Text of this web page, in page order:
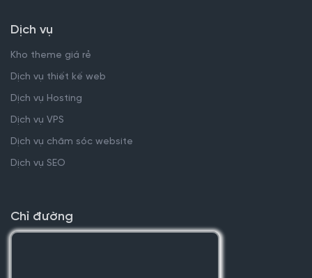
Dịch vụ
Kho theme giá rẻ
Dịch vụ thiết kế web
Dịch vụ Hosting
Dịch vụ VPS
Dịch vụ chăm sóc website
Dịch vụ SEO
Chỉ đường